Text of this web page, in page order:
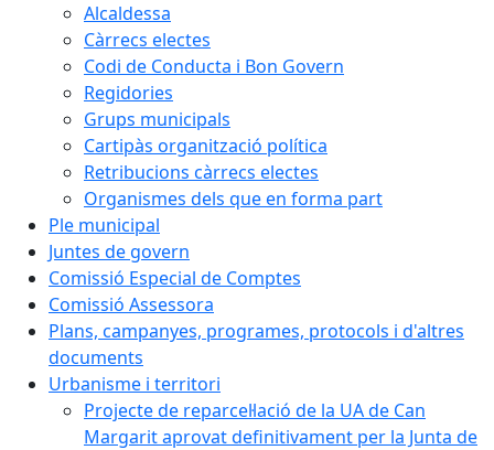
Alcaldessa
Càrrecs electes
Codi de Conducta i Bon Govern
Regidories
Grups municipals
Cartipàs organització política
Retribucions càrrecs electes
Organismes dels que en forma part
Ple municipal
Juntes de govern
Comissió Especial de Comptes
Comissió Assessora
Plans, campanyes, programes, protocols i d'altres
documents
Urbanisme i territori
Projecte de reparcel·lació de la UA de Can
Margarit aprovat definitivament per la Junta de